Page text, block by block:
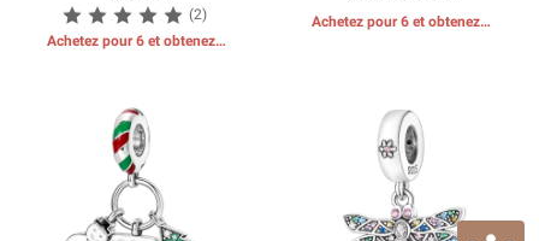
(2)
Achetez pour 6 et obtenez 1
Achetez pour 6 et obtenez 1